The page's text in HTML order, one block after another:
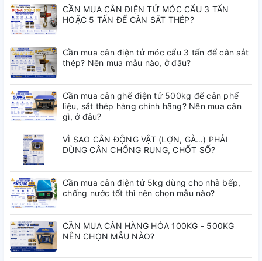
– Hàng hóa/động vật di chuyển → không
chốt được số
– Cân yếu → nhanh hỏng khi dùng tải
nặng
CẦN MUA CÂN ĐIỆN TỬ MÓC CẨU 3 TẤN
HOẶC 5 TẤN ĐỂ CÂN SẮT THÉP?
Cần mua cân điện tử móc cẩu 3 tấn để cân sắt
thép? Nên mua mẫu nào, ở đâu?
Cần mua cân ghế điện tử 500kg để cân phế
liệu, sắt thép hàng chính hãng? Nên mua cân
gì, ở đâu?
VÌ SAO CÂN ĐỘNG VẬT (LỢN, GÀ…) PHẢI
DÙNG CÂN CHỐNG RUNG, CHỐT SỐ?
Cần mua cân điện tử 5kg dùng cho nhà bếp,
chống nước tốt thì nên chọn mẫu nào?
CẦN MUA CÂN HÀNG HÓA 100KG - 500KG
NÊN CHỌN MẪU NÀO?